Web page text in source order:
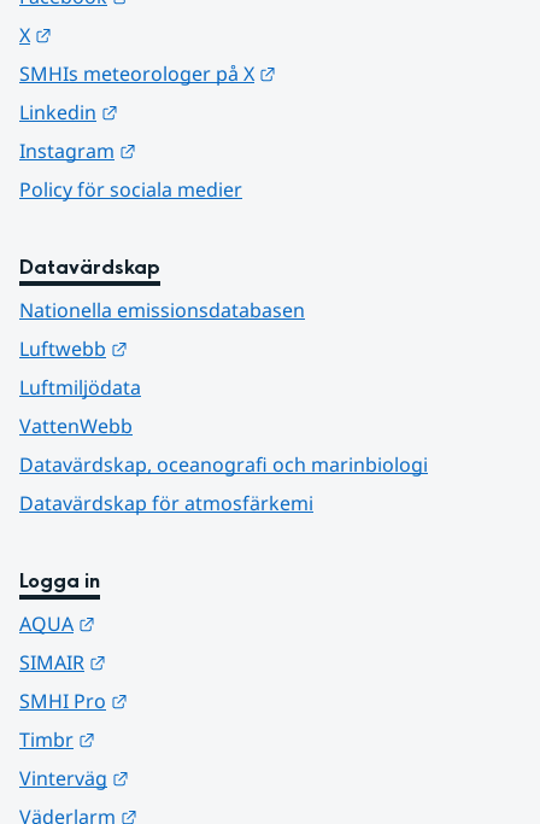
X
SMHIs meteorologer på X
Linkedin
Instagram
Policy för sociala medier
Datavärdskap
Nationella emissionsdatabasen
Luftwebb
Luftmiljödata
VattenWebb
Datavärdskap, oceanografi och marinbiologi
Datavärdskap för atmosfärkemi
Logga in
AQUA
SIMAIR
SMHI Pro
Timbr
Vinterväg
Väderlarm